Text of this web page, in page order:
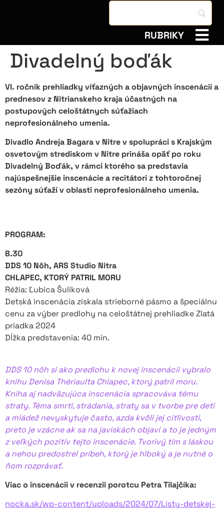
RUBRIKY
Divadelný boďák
VI. ročník prehliadky víťazných a objavných inscenácií a
prednesov z Nitrianskeho kraja účastných na
postupových celoštátnych súťažiach
neprofesionálneho umenia.
Divadlo Andreja Bagara v Nitre v spolupráci s Krajským
osvetovým strediskom v Nitre prináša opäť po roku
Divadelný Boďák, v rámci ktorého sa predstavia
najúspešnejšie inscenácie a recitátori z tohtoročnej
sezóny súťaží v oblasti neprofesionálneho umenia.
PROGRAM:
8.30
DDS 10 Nôh, ARS Studio Nitra
CHLAPEC, KTORÝ PATRIL MORU
Réžia: Ľubica Šulíková
Detská inscenácia získala strieborné pásmo a špeciálnu
cenu za výber predlohy na celoštátnej prehliadke Zlatá
priadka 2024
Dĺžka predstavenia: 40 min.
DDS 10 nôh si ako predlohu k novej inscenácii vybralo
knihu Denisa Thériaulta Chlapec, ktorý patril moru.
Kniha aj nadväzujúca inscenácia spracováva tému
straty. Téma smrti, strádania, straty sa v tvorbe pre deti
a mládež nevyskytuje často, azda kvôli jej citlivosti,
preto je vzácne ak sa na javiskách objaví a to je jedným
z veľkých pozitív tejto inscenácie. Tvorivý tím s láskou
a nehou predostrel príbeh, ktorý je hlboký a je nutné o
ňom rozprávať.
Viac o inscenácii v recenzii porotcu Petra Tilajčíka:
nocka.sk/wp-content/uploads/2024/07/Listy-detskej-